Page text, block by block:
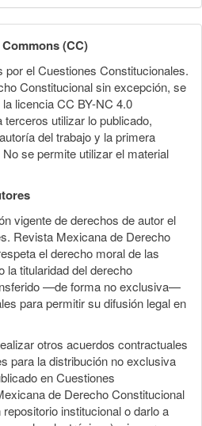
(CC)
el Cuestiones Constitucionales.
Constitucional sin excepción, se
licencia CC BY-NC 4.0
utilizar lo publicado,
del trabajo y la primera
se permite utilizar el material
vigente de derechos de autor el
Revista Mexicana de Derecho
el derecho moral de las
la titularidad del derecho
—de forma no exclusiva—
para permitir su difusión legal en
otros acuerdos contractuales
para la distribución no exclusiva
en Cuestiones
de Derecho Constitucional
institucional o darlo a